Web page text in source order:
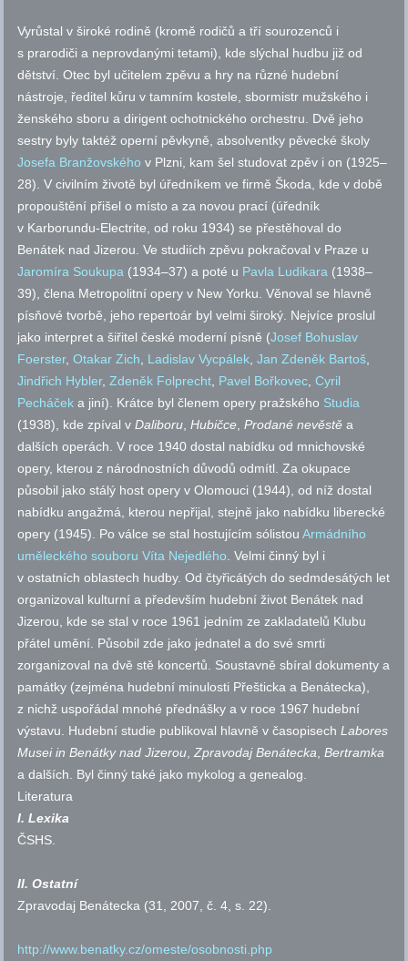
Vyrůstal v široké rodině (kromě rodičů a tří sourozenců i
s prarodiči a neprovdanými tetami), kde slýchal hudbu již od
dětství. Otec byl učitelem zpěvu a hry na různé hudební
nástroje, ředitel kůru v tamním kostele, sbormistr mužského i
ženského sboru a dirigent ochotnického orchestru. Dvě jeho
sestry byly taktéž operní pěvkyně, absolventky pěvecké školy
Josefa Branžovského v Plzni, kam šel studovat zpěv i on (1925–
28). V civilním životě byl úředníkem ve firmě Škoda, kde v době
propouštění přišel o místo a za novou prací (úředník
v Karborundu-Electrite, od roku 1934) se přestěhoval do
Benátek nad Jizerou. Ve studiích zpěvu pokračoval v Praze u
Jaromíra Soukupa (1934–37) a poté u Pavla Ludikara (1938–
39), člena Metropolitní opery v New Yorku. Věnoval se hlavně
písňové tvorbě, jeho repertoár byl velmi široký. Nejvíce proslul
jako interpret a šiřitel české moderní písně (Josef Bohuslav
Foerster,Otakar Zich, Ladislav Vycpálek,Jan Zdeněk Bartoš,
Jindřich Hybler,Zdeněk Folprecht, Pavel Bořkovec,Cyril
Pecháček a jiní). Krátce byl členem opery pražského Studia
(1938), kde zpíval vDaliboru,Hubičce,Prodané nevěstě a
dalších operách. V roce 1940 dostal nabídku od mnichovské
opery, kterou z národnostních důvodů odmítl. Za okupace
působil jako stálý host opery v Olomouci (1944), od níž dostal
nabídku angažmá, kterou nepřijal, stejně jako nabídku liberecké
opery (1945). Po válce se stal hostujícím sólistouArmádního
uměleckého souboru Víta Nejedlého. Velmi činný byl i
v ostatních oblastech hudby. Od čtyřicátých do sedmdesátých let
organizoval kulturní a především hudební život Benátek nad
Jizerou, kde se stal v roce 1961 jedním ze zakladatelů Klubu
přátel umění. Působil zde jako jednatel a do své smrti
zorganizoval na dvě stě koncertů. Soustavně sbíral dokumenty a
památky (zejména hudební minulosti Přešticka a Benátecka),
z nichž uspořádal mnohé přednášky a v roce 1967 hudební
výstavu. Hudební studie publikoval hlavně v časopisechLabores
Musei in Benátky nad Jizerou,Zpravodaj Benátecka,Bertramka
a dalších. Byl činný také jako mykolog a genealog.
Literatura
I. Lexika
ČSHS.
II. Ostatní
Zpravodaj Benátecka (31, 2007,č. 4, s. 22).
http://www.benatky.cz/omeste/osobnosti.php